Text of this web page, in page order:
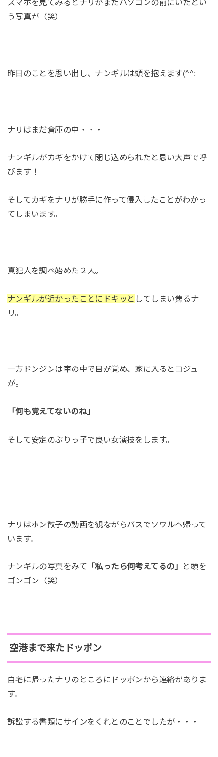
スマホを見てみるとナリがまたパソコンの前にいたとい
う写真が（笑）
昨日のことを思い出し、ナンギルは頭を抱えます(^^;
ナリはまだ倉庫の中・・・
ナンギルがカギをかけて閉じ込められたと思い大声で呼
びます！
そしてカギをナリが勝手に作って侵入したことがわかっ
てしまいます。
真犯人を調べ始めた２人。
ナンギルが近かったことにドキッと してしまい焦るナ
リ。
一方ドンジンは車の中で目が覚め、家に入るとヨジュ
が。
「何も覚えてないのね」
そして安定のぶりっ子で良い女演技をします。
ナリはホン餃子の動画を観ながらバスでソウルへ帰って
います。
ナンギルの写真をみて 「私ったら何考えてるの」
と頭を
ゴンゴン（笑）
空港まで来たドッポン
自宅に帰ったナリのところにドッポンから連絡がありま
す。
訴訟する書類にサインをくれとのことでしたが・・・